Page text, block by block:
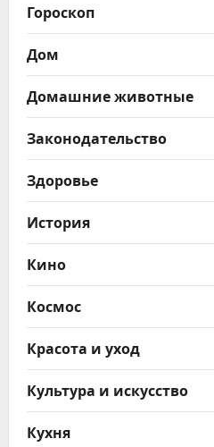
Гороскоп
Дом
Домашние животные
Законодательство
Здоровье
История
Кино
Космос
Красота и уход
Культура и искусство
Кухня